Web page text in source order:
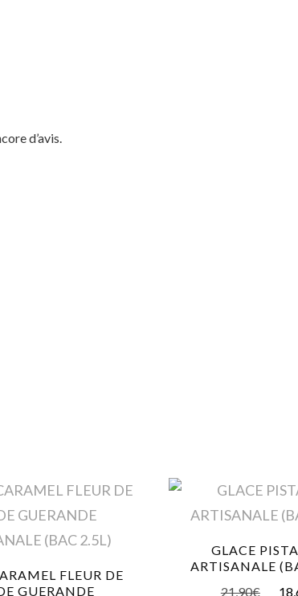
d’avis.
FLEUR DE
GUERANDE
GLACE
ARTISANALE
21,90€